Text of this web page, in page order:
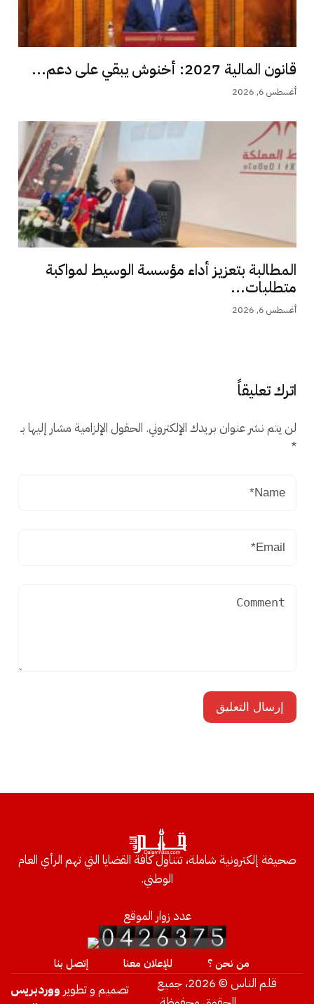
قانون المالية 2027: أخنوش يبقي على دعم...
أغسطس 6, 2026
المطالبة بتعزيز أداء مؤسسة الوسيط لمواكبة
متطلبات...
أغسطس 6, 2026
اترك تعليقاً
لن يتم نشر عنوان بريدك الإلكتروني. الحقول الإلزامية مشار إليها بـ
*
صحيفة إلكترونية شاملة، تتناول كافة القضايا التي تهم الرأي العام
الوطني.
عدد زوار الموقع
من نحن ؟ للإعلان معنا إتصل بنا
قلم الناس © 2026، جميع
تصميم و تطوير ووردبريس